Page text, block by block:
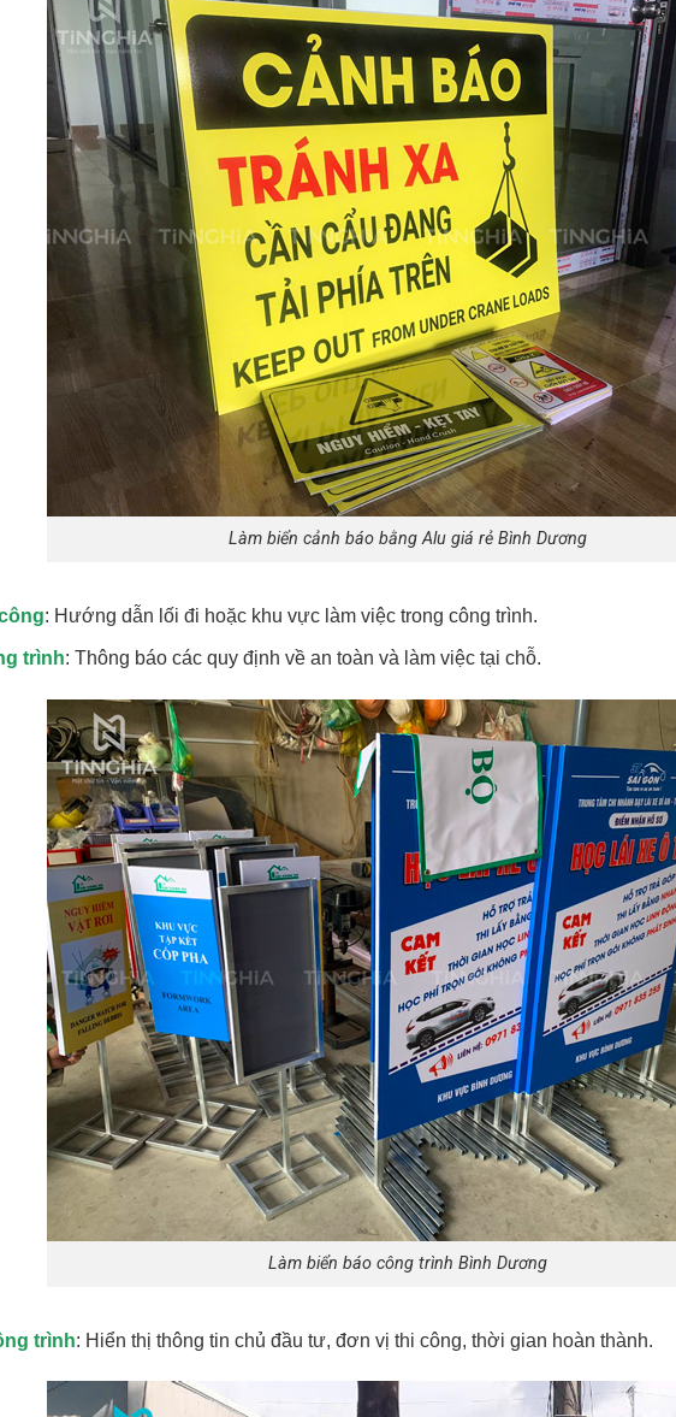
Làm biển cảnh báo bằng Alu giá rẻ Bình Dương
: Hướng dẫn lối đi hoặc khu vực làm việc trong công trình.
trình: Thông báo các quy định về an toàn và làm việc tại chỗ.
Làm biển báo công trình Bình Dương
trình: Hiển thị thông tin chủ đầu tư, đơn vị thi công, thời gian hoàn thành.